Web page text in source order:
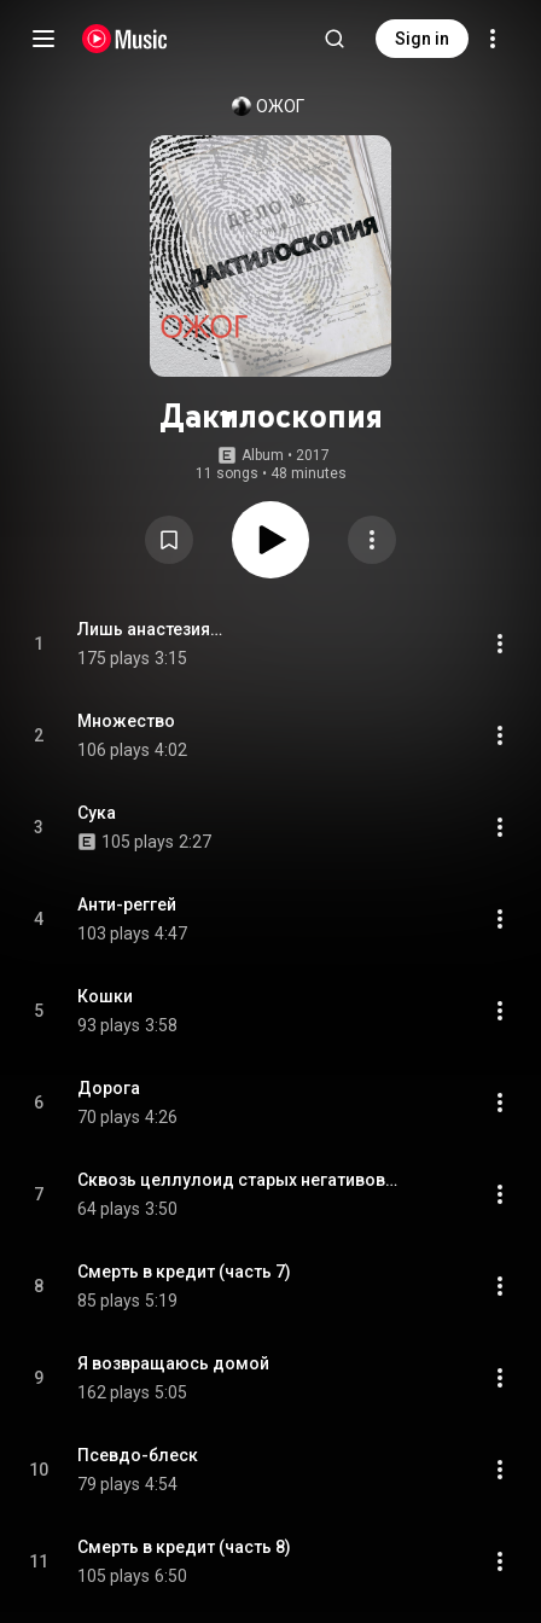
Sign in
ОЖОГ
Дактилоскопия
Album • 2017
11 songs • 48 minutes
1
Лишь анастезия…
175 plays 3:15
2
Множество
106 plays 4:02
3
Сука
105 plays 2:27
4
Анти-реггей
103 plays 4:47
5
Кошки
93 plays 3:58
6
Дорога
70 plays 4:26
7
Сквозь целлулоид старых негативов…
64 plays 3:50
8
Смерть в кредит (часть 7)
85 plays 5:19
9
Я возвращаюсь домой
162 plays 5:05
10
Псевдо-блеск
79 plays 4:54
11
Смерть в кредит (часть 8)
105 plays 6:50